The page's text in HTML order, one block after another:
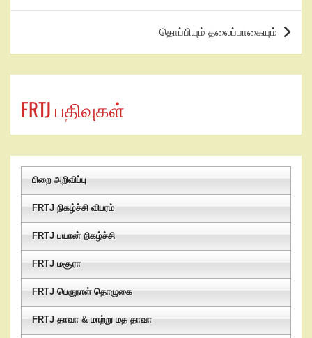
தொப்பியும் தலைப்பாகையும்
FRTJ பதிவுகள்
பிறை அறிவிப்பு
FRTJ நிகழ்ச்சி விபரம்
FRTJ பயான் நிகழ்ச்சி
FRTJ மசூரா
FRTJ பெருநாள் தொழுகை
FRTJ தாவா & மாற்று மத தாவா